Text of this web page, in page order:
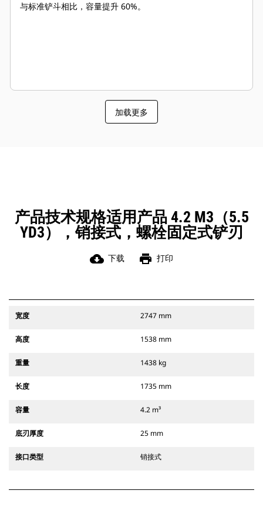
与标准铲斗相比，容量提升 60%。
加载更多
产品技术规格适用产品 4.2 M3（5.5
YD3），销接式，螺栓固定式铲刃
cloud_download 下载 print 打印
宽度 2747 mm
高度 1538 mm
重量 1438 kg
长度 1735 mm
容量 4.2 m³
底刃厚度 25 mm
接口类型 销接式